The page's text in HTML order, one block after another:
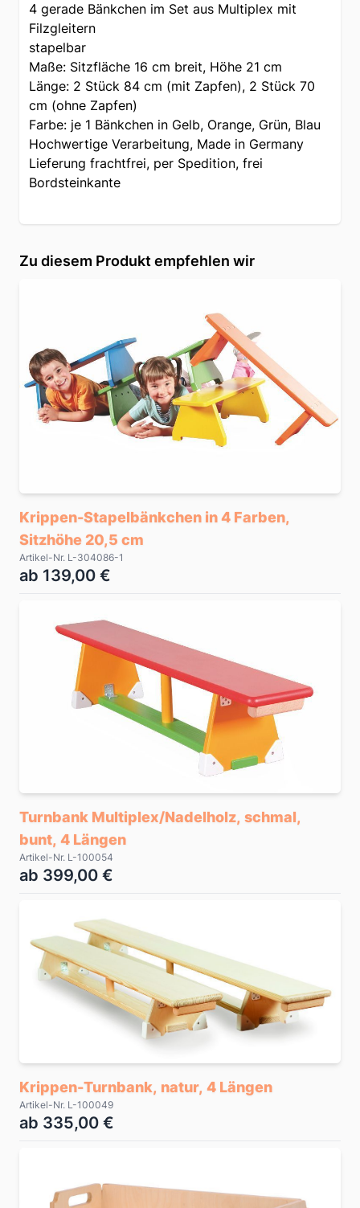
4 gerade Bänkchen im Set aus Multiplex mit
Filzgleitern
stapelbar
Maße: Sitzfläche 16 cm breit, Höhe 21 cm
Länge: 2 Stück 84 cm (mit Zapfen), 2 Stück 70
cm (ohne Zapfen)
Farbe: je 1 Bänkchen in Gelb, Orange, Grün, Blau
Hochwertige Verarbeitung, Made in Germany
Lieferung frachtfrei, per Spedition, frei
Bordsteinkante
Zu diesem Produkt empfehlen wir
Krippen-Stapelbänkchen in 4 Farben,
Sitzhöhe 20,5 cm
Artikel-Nr. L-304086-1
ab 139,00 €
Turnbank Multiplex/Nadelholz, schmal,
bunt, 4 Längen
Artikel-Nr. L-100054
ab 399,00 €
Krippen-Turnbank, natur, 4 Längen
Artikel-Nr. L-100049
ab 335,00 €